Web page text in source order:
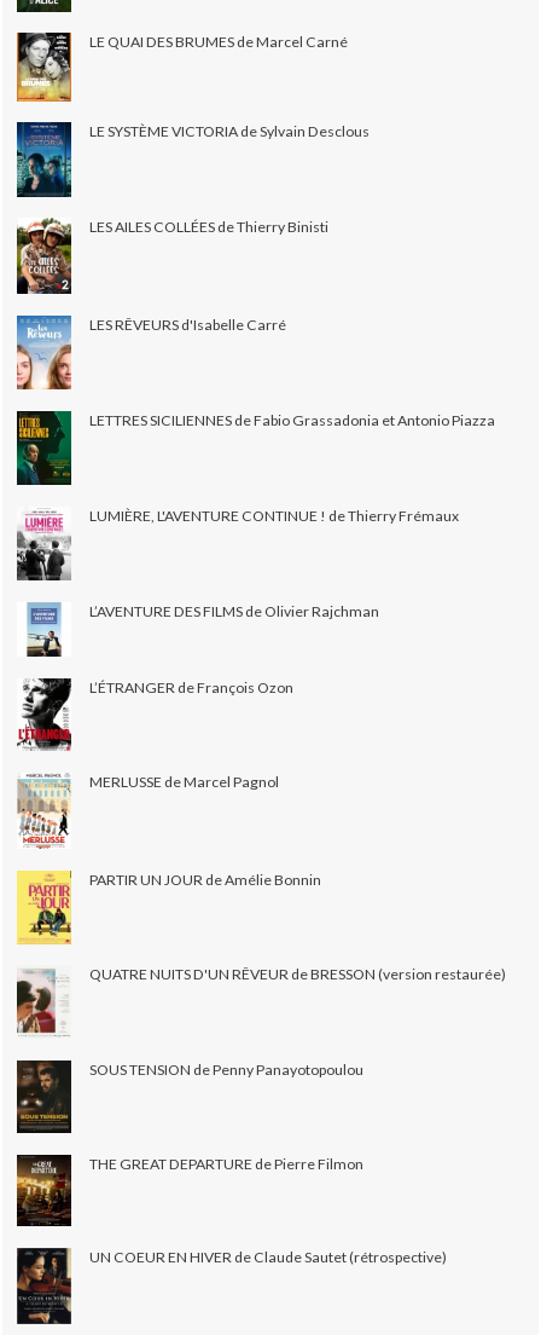
LE QUAI DES BRUMES de Marcel Carné
LE SYSTÈME VICTORIA de Sylvain Desclous
LES AILES COLLÉES de Thierry Binisti
LES RÊVEURS d'Isabelle Carré
LETTRES SICILIENNES de Fabio Grassadonia et Antonio Piazza
LUMIÈRE, L'AVENTURE CONTINUE ! de Thierry Frémaux
L’AVENTURE DES FILMS de Olivier Rajchman
L’ÉTRANGER de François Ozon
MERLUSSE de Marcel Pagnol
PARTIR UN JOUR de Amélie Bonnin
QUATRE NUITS D'UN RÊVEUR de BRESSON (version restaurée)
SOUS TENSION de Penny Panayotopoulou
THE GREAT DEPARTURE de Pierre Filmon
UN COEUR EN HIVER de Claude Sautet (rétrospective)